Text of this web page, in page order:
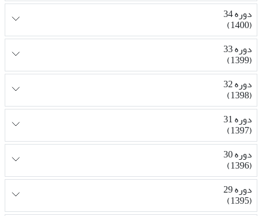
دوره 34
(1400)
دوره 33
(1399)
دوره 32
(1398)
دوره 31
(1397)
دوره 30
(1396)
دوره 29
(1395)